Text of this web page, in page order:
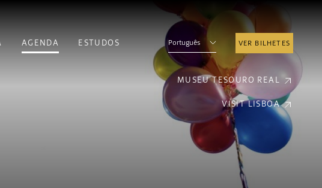
AGENDA ESTUDOS Português VER BILHETES
MUSEU TESOURO REAL
VISIT LISBOA